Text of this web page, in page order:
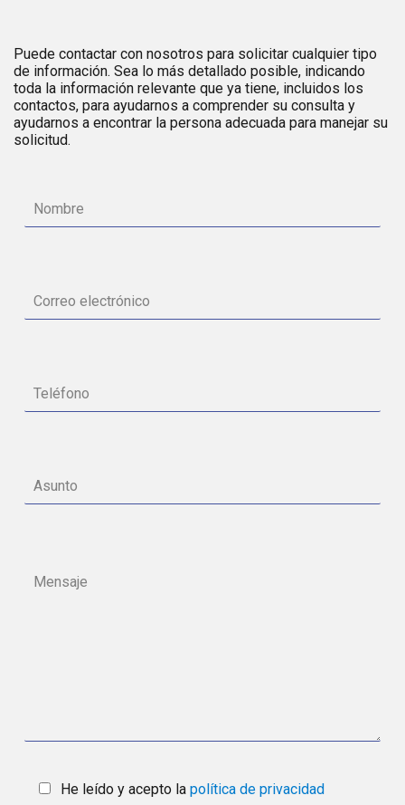
Puede contactar con nosotros para solicitar cualquier tipo
de información. Sea lo más detallado posible, indicando
toda la información relevante que ya tiene, incluidos los
contactos, para ayudarnos a comprender su consulta y
ayudarnos a encontrar la persona adecuada para manejar su
solicitud.
He leído y acepto la política de privacidad